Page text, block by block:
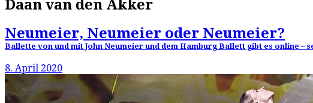
Daan van den Akker
Neumeier, Neumeier oder Neumeier?
Ballette von und mit John Neumeier und dem Hamburg Ballett gibt es online
8. April 2020